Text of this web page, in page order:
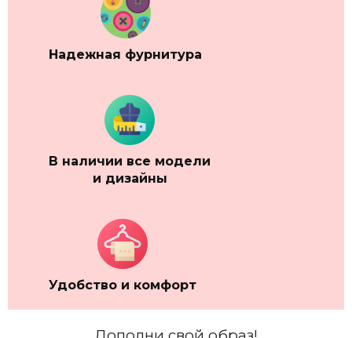
Надежная фурнитура
В наличии все модели
и дизайны
Удобство и комфорт